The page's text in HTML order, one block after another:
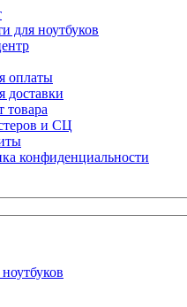
для ноутбуков
оплаты
доставки
товара
и СЦ
конфиденциальности